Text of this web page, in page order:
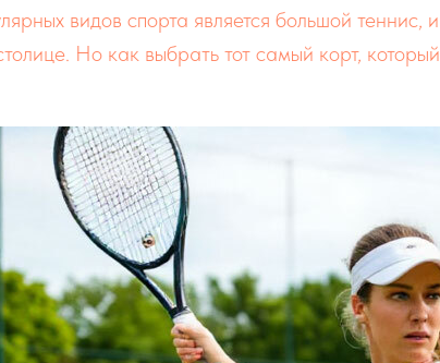
видов спорта является большой теннис, и
Но как выбрать тот самый корт, который